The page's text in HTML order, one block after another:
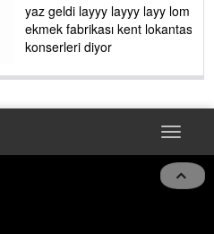
festivalleri başladı biz halk
diyoruz ağacum yaz
Toggle